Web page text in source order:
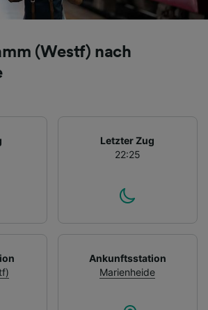
(Westf) nach
Letzter Zug
22:25
Ankunftsstation
Marienheide